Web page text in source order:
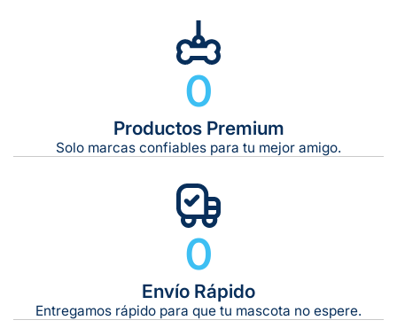
Rx Spectrum® Ciprofloxacina-Metronidazol 700 mg
0
Productos Premium
Solo marcas confiables para tu mejor amigo.
0
Envío Rápido
Entregamos rápido para que tu mascota no espere.